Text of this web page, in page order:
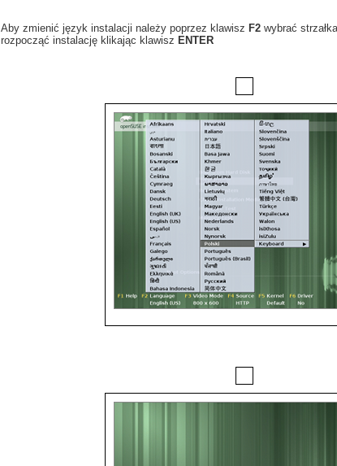
Aby zmienić język instalacji należy poprzez klawisz F2wybrać
rozpocząć instalację klikając klawisz ENTER